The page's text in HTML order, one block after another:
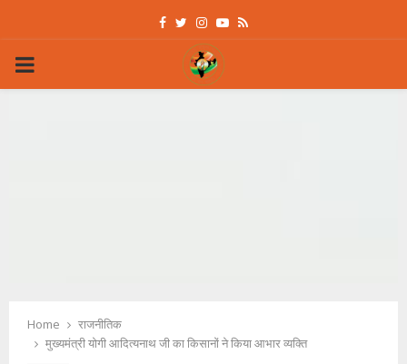
Facebook
Twitter
Instagram
Youtube
Rss
PRIMARY
Home
राजनीतिक
मुख्यमंत्री योगी आदित्यनाथ जी का किसानों ने किया आभार व्यक्ति